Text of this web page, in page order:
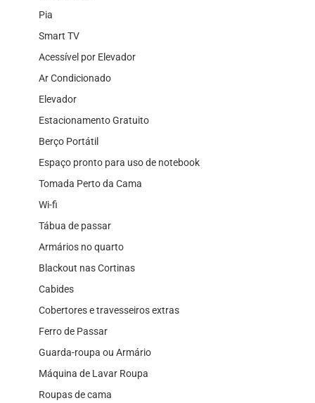
Pia
Smart TV
Acessível por Elevador
Ar Condicionado
Elevador
Estacionamento Gratuito
Berço Portátil
Espaço pronto para uso de notebook
Tomada Perto da Cama
Wi-fi
Tábua de passar
Armários no quarto
Blackout nas Cortinas
Cabides
Cobertores e travesseiros extras
Ferro de Passar
Guarda-roupa ou Armário
Máquina de Lavar Roupa
Roupas de cama